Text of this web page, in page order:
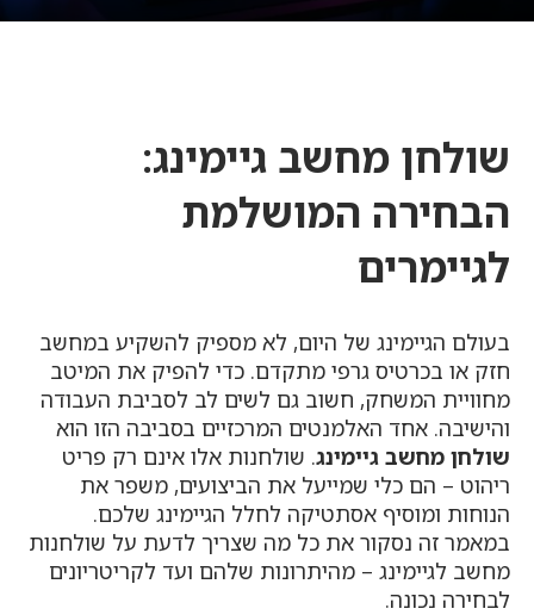
שולחן מחשב גיימינג:
הבחירה המושלמת
לגיימרים
בעולם הגיימינג של היום, לא מספיק להשקיע במחשב
חזק או בכרטיס גרפי מתקדם. כדי להפיק את המיטב
מחוויית המשחק, חשוב גם לשים לב לסביבת העבודה
והישיבה. אחד האלמנטים המרכזיים בסביבה הזו הוא
שולחן מחשב גיימינג. שולחנות אלו אינם רק פריט
ריהוט – הם כלי שמייעל את הביצועים, משפר את
הנוחות ומוסיף אסתטיקה לחלל הגיימינג שלכם.
במאמר זה נסקור את כל מה שצריך לדעת על שולחנות
מחשב לגיימינג – מהיתרונות שלהם ועד לקריטריונים
לבחירה נכונה.